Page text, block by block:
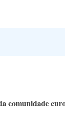
comunidade